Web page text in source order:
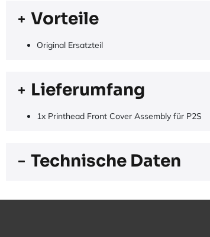
Vorteile
Original Ersatzteil
Lieferumfang
1x Printhead Front Cover Assembly für P2S
Technische Daten